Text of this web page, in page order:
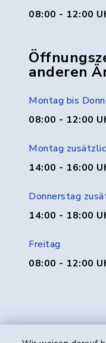
08:00 - 12:00
anderen
Montag bis
08:00 - 12:00
Montag
14:00 - 16:00
Donnerstag
14:00 - 18:00
Freitag
08:00 - 12:00